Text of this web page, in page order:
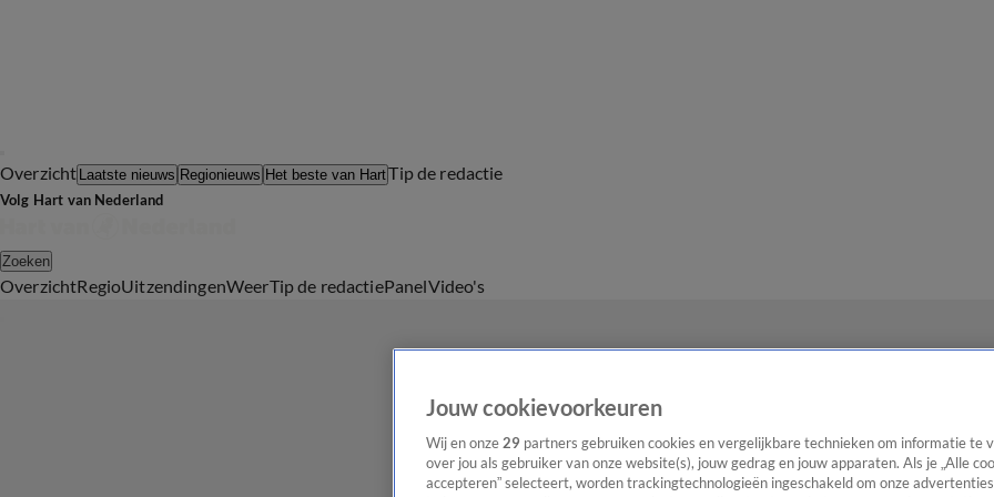
Overzicht Laatste nieuws Regionieuws Het beste van HartTip de redactie
Volg Hart van Nederland
Zoeken
OverzichtRegioUitzendingenWeerTip de redactiePanelVideo's
Jouw cookievoorkeuren
Wij en onze 29 partners gebruiken cookies en vergelijkbare technieken om informatie te
over jou als gebruiker van onze website(s), jouw gedrag en jouw apparaten. Als je „Alle
accepteren” selecteert, worden trackingtechnologieën ingeschakeld om onze